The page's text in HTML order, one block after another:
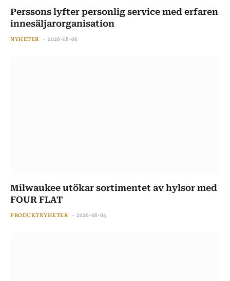
Perssons lyfter personlig service med erfaren
innesäljarorganisation
NYHETER 2026-08-06
Milwaukee utökar sortimentet av hylsor med
FOUR FLAT
PRODUKTNYHETER 2026-08-05